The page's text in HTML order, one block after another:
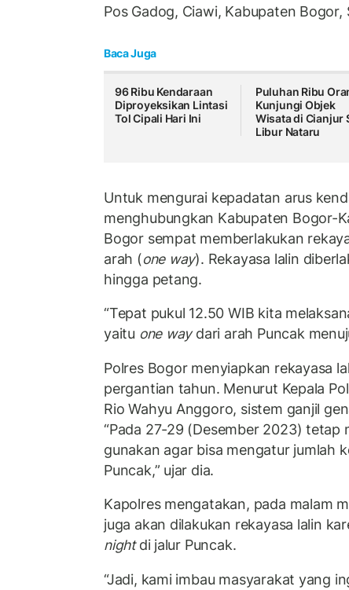
Pos Gadog, Ciawi, Kabupaten Bogor,
Baca Juga
96 Ribu Kendaraan
Diproyeksikan Lintasi
Tol Cipali Hari Ini
Puluhan Ribu
Kunjungi Objek
Wisata di Cianjur
Libur Nataru
Untuk mengurai kepadatan arus
menghubungkan Kabupaten Bogor-
Bogor sempat memberlakukan
arah (one way). Rekayasa lalin
hingga petang.
“Tepat pukul 12.50 WIB kita
yaitu one waydari arah Puncak
Polres Bogor menyiapkan rekayasa
pergantian tahun. Menurut Kepala
Rio Wahyu Anggoro, sistem ganjil
“Pada 27-29 (Desember 2023) tetap
gunakan agar bisa mengatur jumlah
Puncak,” ujar dia.
Kapolres mengatakan, pada malam
juga akan dilakukan rekayasa lalin
nightdi jalur Puncak.
“Jadi, kami imbau masyarakat yang